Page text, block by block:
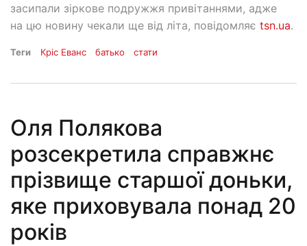
засипали зіркове подружжя привітаннями, адже
на цю новину чекали ще від літа, повідомляє tsn.ua.
Теги Кріс Еванс батько стати
Оля Полякова
розсекретила справжнє
прізвище старшої доньки,
яке приховувала понад 20
років